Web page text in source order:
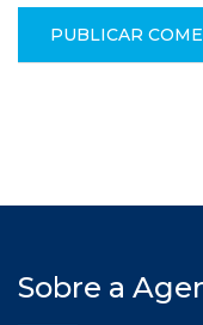
Sobre a